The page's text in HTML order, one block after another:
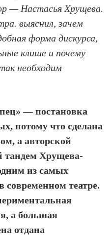
— Настасья Хрущева.
выяснил, зачем
форма дискурса,
клише и почему
необходим
— постановка
потому что сделана
а авторской
тандем Хрущева-
из самых
театре.
а большая
отдана